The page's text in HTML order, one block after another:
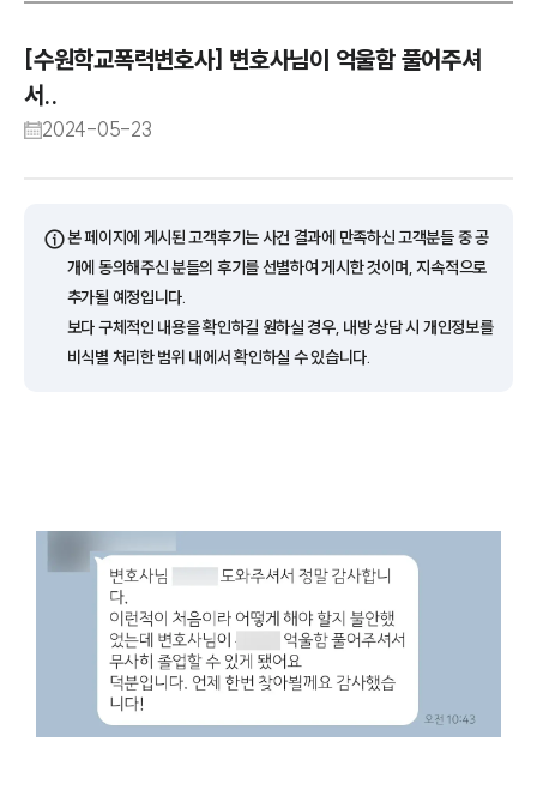
[수원학교폭력변호사] 변호사님이 억울함 풀어주셔
서..
2024-05-23
ⓘ본 페이지에 게시된 고객후기는 사건 결과에 만족하신 고객분들 중 공
개에 동의해주신 분들의 후기를 선별하여 게시한 것이며, 지속적으로
추가될 예정입니다.
보다 구체적인 내용을 확인하길 원하실 경우, 내방 상담 시 개인정보를
비식별 처리한 범위 내에서 확인하실 수 있습니다.